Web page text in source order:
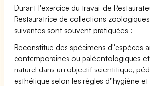
Durant l'exercice du travail de
Restauratrice de collections
suivantes sont souvent pratiquées :
Reconstitue des spécimens d''espèces
contemporaines ou paléontologiques et
naturel dans un objectif scientifique,
esthétique selon les règles d''hygiène